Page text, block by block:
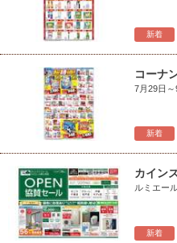
新着
新着
コーナ
7月29日
新着
カイン
ルミエー